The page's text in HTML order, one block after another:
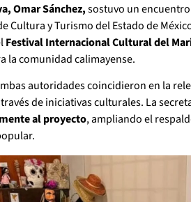
Omar Sánchez,sostuvo un
Cultura y Turismo del Estado de
Festival Internacional Cultural del
la comunidad calimayense.
autoridades coincidieron en la
de iniciativas culturales. La
al proyecto, ampliando el